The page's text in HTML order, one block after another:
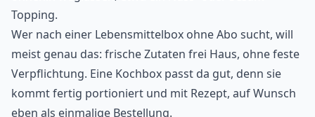
Topping.
Wer nach einer Lebensmittelbox ohne Abo sucht, will
meist genau das: frische Zutaten frei Haus, ohne feste
Verpflichtung. Eine Kochbox passt da gut, denn sie
kommt fertig portioniert und mit Rezept, auf Wunsch
eben als einmalige Bestellung.